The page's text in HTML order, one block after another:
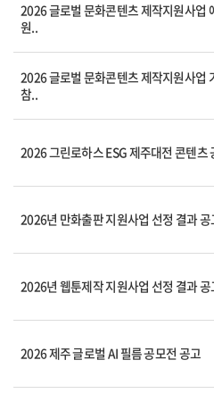
2026 글로벌 문화콘텐츠 제작지원사업
원..
2026 글로벌 문화콘텐츠 제작지원사업
참..
2026 그린로하스 ESG 제주대전 콘텐츠
2026년 만화출판 지원사업 선정 결과 공
2026년 웹툰제작 지원사업 선정 결과 공
2026 제주 글로벌 AI 필름 공모전 공고